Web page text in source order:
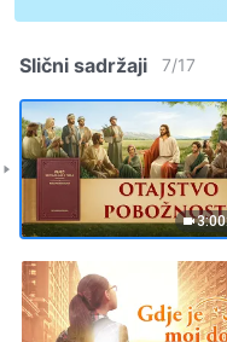
Slični sadržaji 7/17